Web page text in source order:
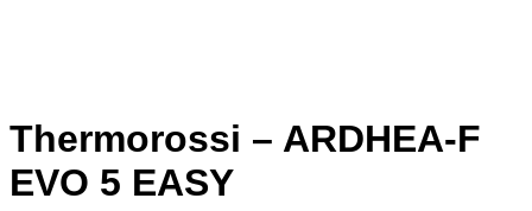
Thermorossi – ARDHEA-F
EVO 5 EASY